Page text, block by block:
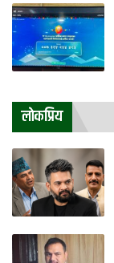
लाेकप्रिय